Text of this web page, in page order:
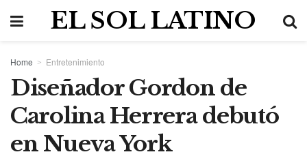
EL SOL LATINO
Home Entretenimiento
Diseñador Gordon de
Carolina Herrera debutó
en Nueva York